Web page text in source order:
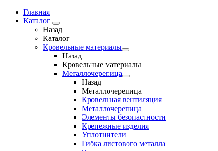
Главная
Каталог
Назад
Каталог
Кровельные материалы
Назад
Кровельные материалы
Металлочерепица
Назад
Металлочерепица
Кровельная вентиляция
Металлочерепица
Элементы безопастности
Крепежные изделия
Уплотнители
Гибка листового металла